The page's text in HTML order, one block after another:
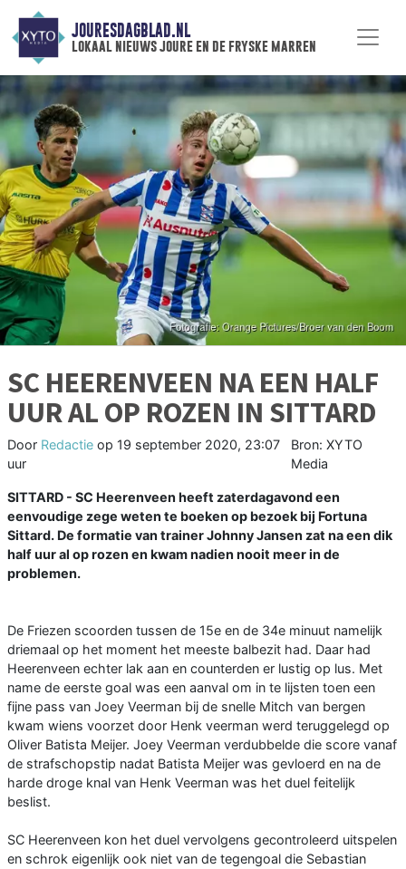
JOURESDAGBLAD.NL
lokaal nieuws joure en de fryske marren
SC HEERENVEEN NA EEN HALF
UUR AL OP ROZEN IN SITTARD
Door Redactie op 19 september 2020, 23:07
uur
Bron: XYTO
Media
SITTARD - SC Heerenveen heeft zaterdagavond een
eenvoudige zege weten te boeken op bezoek bij Fortuna
Sittard. De formatie van trainer Johnny Jansen zat na een dik
half uur al op rozen en kwam nadien nooit meer in de
problemen.
De Friezen scoorden tussen de 15e en de 34e minuut namelijk
driemaal op het moment het meeste balbezit had. Daar had
Heerenveen echter lak aan en counterden er lustig op lus. Met
name de eerste goal was een aanval om in te lijsten toen een
fijne pass van Joey Veerman bij de snelle Mitch van bergen
kwam wiens voorzet door Henk veerman werd teruggelegd op
Oliver Batista Meijer. Joey Veerman verdubbelde die score vanaf
de strafschopstip nadat Batista Meijer was gevloerd en na de
harde droge knal van Henk Veerman was het duel feitelijk
beslist.
SC Heerenveen kon het duel vervolgens gecontroleerd uitspelen
en schrok eigenlijk ook niet van de tegengoal die Sebastian